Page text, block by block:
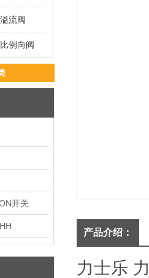
流阀
例向阀
开关
产品介绍：
力士乐